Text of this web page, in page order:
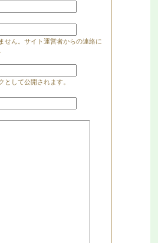
せん。サイト運営者からの連絡に
として公開されます。